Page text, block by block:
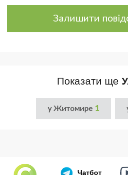
Залишити
Показати ще
у Житомире 1
Чатбот